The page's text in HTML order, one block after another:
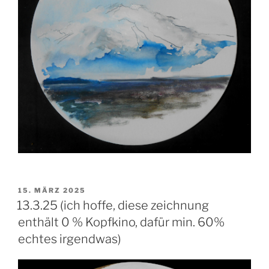
VERÖFFENTLICHT
AM
15. MÄRZ 2025
13.3.25 (ich hoffe, diese zeichnung
enthält 0 % Kopfkino, dafür min. 60%
echtes irgendwas)